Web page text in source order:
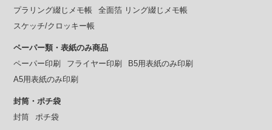
プラリング綴じメモ帳
全面箔 リング綴じメモ帳
スケッチ/クロッキー帳
ペーパー類・表紙のみ商品
ペーパー印刷
フライヤー印刷
B5用表紙のみ印刷
A5用表紙のみ印刷
封筒・ポチ袋
封筒
ポチ袋